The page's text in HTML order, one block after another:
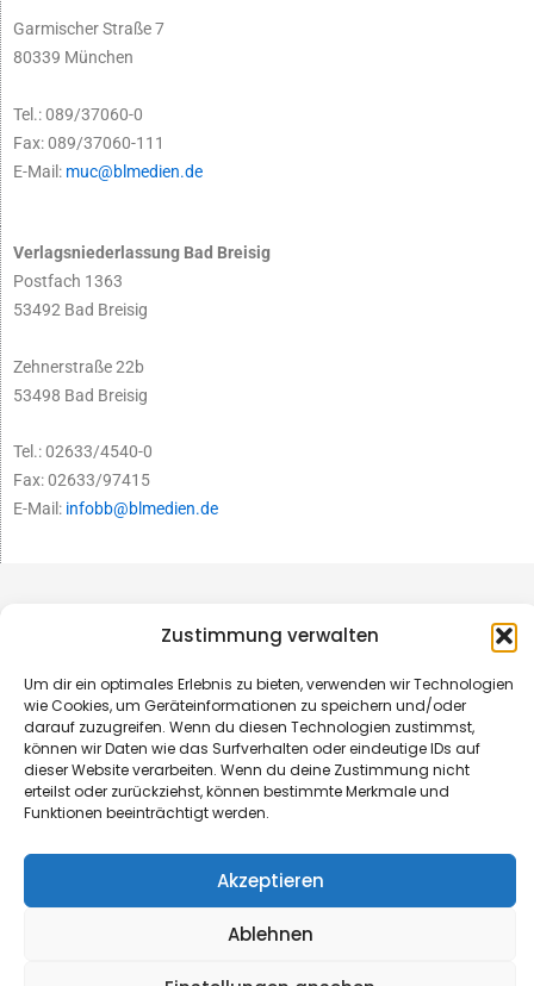
Zustimmung verwalten
Um dir ein optimales Erlebnis zu bieten, verwenden wir Technologien
wie Cookies, um Geräteinformationen zu speichern und/oder
darauf zuzugreifen. Wenn du diesen Technologien zustimmst,
können wir Daten wie das Surfverhalten oder eindeutige IDs auf
dieser Website verarbeiten. Wenn du deine Zustimmung nicht
erteilst oder zurückziehst, können bestimmte Merkmale und
Funktionen beeinträchtigt werden.
Akzeptieren
Ablehnen
Garmischer Straße 7
80339 München
Tel.: 089/37060-0
Fax: 089/37060-111
E-Mail: muc@blmedien.de
Verlagsniederlassung Bad Breisig
Postfach 1363
53492 Bad Breisig
Zehnerstraße 22b
53498 Bad Breisig
Tel.: 02633/4540-0
Fax: 02633/97415
E-Mail: infobb@blmedien.de
Made with ♥ by HLT GmbH & Co. KG